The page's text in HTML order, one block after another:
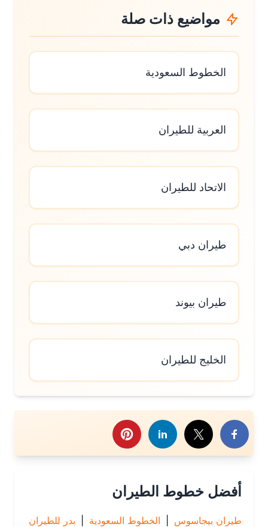
مواضيع ذات صلة
الخطوط السعودية
العربية للطيران
الاتحاد للطيران
طيران دبي
طيران بيوند
الخليج للطيران
هذا الموضوع
أفضل خطوط الطيران
طيران بيجاسوس | الخطوط السعودية | بدر للطيران